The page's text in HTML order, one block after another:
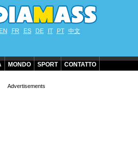
EN FR ES DE IT PT 中文
MONDO SPORT CONTATTO